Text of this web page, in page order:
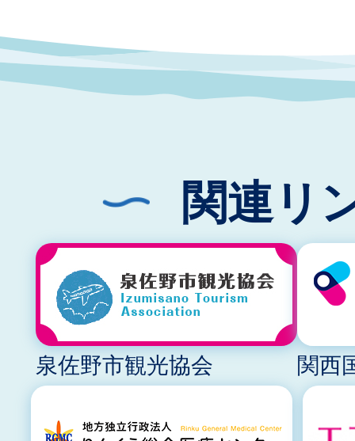
関連リ
泉佐野市観光協会 関西